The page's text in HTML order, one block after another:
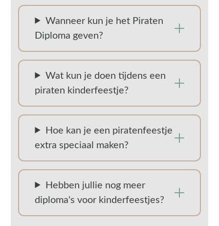
Wanneer kun je het Piraten
Diploma geven?
Wat kun je doen tijdens een
piraten kinderfeestje?
Hoe kan je een piratenfeestje
extra speciaal maken?
Hebben jullie nog meer
diploma's voor kinderfeestjes?